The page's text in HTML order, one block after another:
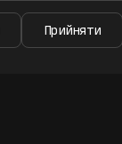
Прийняти